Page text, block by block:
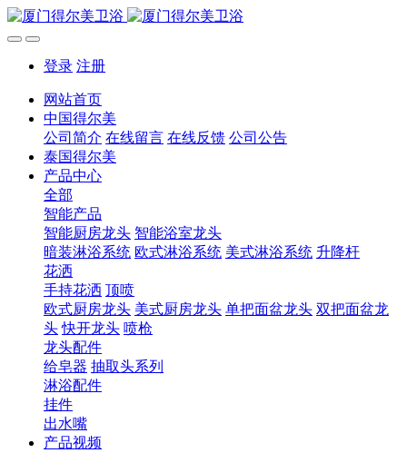
登录 注册
网站首页
中国得尔美
公司简介 在线留言 在线反馈 公司公告
泰国得尔美
产品中心
全部
智能产品
智能厨房龙头 智能浴室龙头
暗装淋浴系统 欧式淋浴系统 美式淋浴系统 升降杆
花洒
手持花洒 顶喷
欧式厨房龙头 美式厨房龙头 单把面盆龙头 双把面盆龙
头 快开龙头 喷枪
龙头配件
给皂器 抽取头系列
淋浴配件
挂件
出水嘴
产品视频